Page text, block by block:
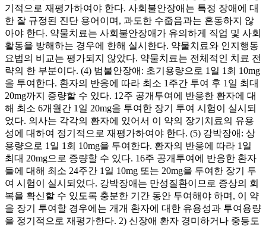
기적으로 재평가하여야 한다. 사회불안장애는 특정 장애에 대
한 잘 규정된 진단 용어이며, 과도한 수줍음과는 혼동하지 않
아야 한다. 약물치료는 사회불안장애가 유의하게 직업 및 사회
활동을 방해하는 경우에 한해 실시한다. 약물치료와 인지행동
요법의 비교는 평가되지 않았다. 약물치료는 전체적인 치료 전
략의 한 부분이다. (4) 범불안장애: 초기용량으로 1일 1회 10mg
을 투여한다. 환자의 반응에 따라 최소 1주간 투여 후 1일 최대
20mg까지 증량할 수 있다. 12주 공개투여에 반응한 환자에 대
해 최소 6개월간 1일 20mg을 투여한 장기 투여 시험이 실시되
었다. 의사는 각각의 환자에 있어서 이 약의 장기치료의 유용
성에 대하여 정기적으로 재평가하여야 한다. (5) 강박장애: 상
용량으로 1일 1회 10mg을 투여한다. 환자의 반응에 따라 1일
최대 20mg으로 증량할 수 있다. 16주 공개투여에 반응한 환자
들에 대해 최소 24주간 1일 10mg 또는 20mg을 투여한 장기 투
여 시험이 실시되었다. 강박장애는 만성질환이므로 증상의 회
복을 확신할 수 있도록 충분한 기간 동안 투여해야 하며, 이 약
을 장기 투여할 경우에는 개개 환자에 대한 유용성과 투여용량
을 정기적으로 재평가한다. 2) 신장애 환자 경미하거나 중등도